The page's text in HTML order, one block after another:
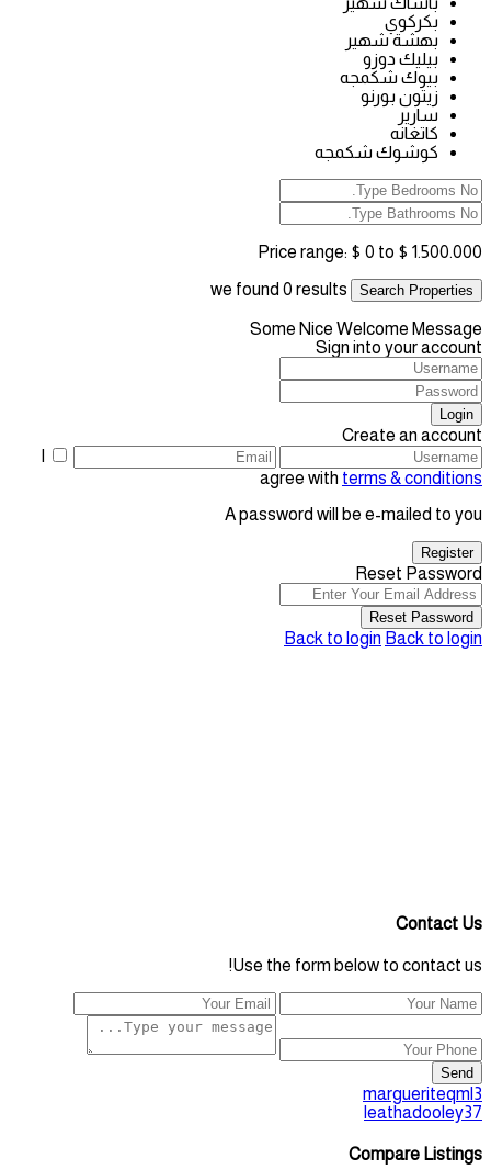
بكركوي
بهشة شهير
بيليك دوزو
بيوك شكمجه
زيتون بورنو
سارير
كاتغانه
كوشوك شكمجه
Price range: $ 0 to $ 1.500.000
Search Properties
we found 0 results
Some Nice Welcome Message
Sign into your account
Login
Create an account
agree with terms & conditions
A password will be e-mailed to you
Register
Reset Password
Reset Password
Back to login Back to login
Contact Us
Use the form below to contact us!
Send
margueriteqml3
leathadooley37
Compare Listings